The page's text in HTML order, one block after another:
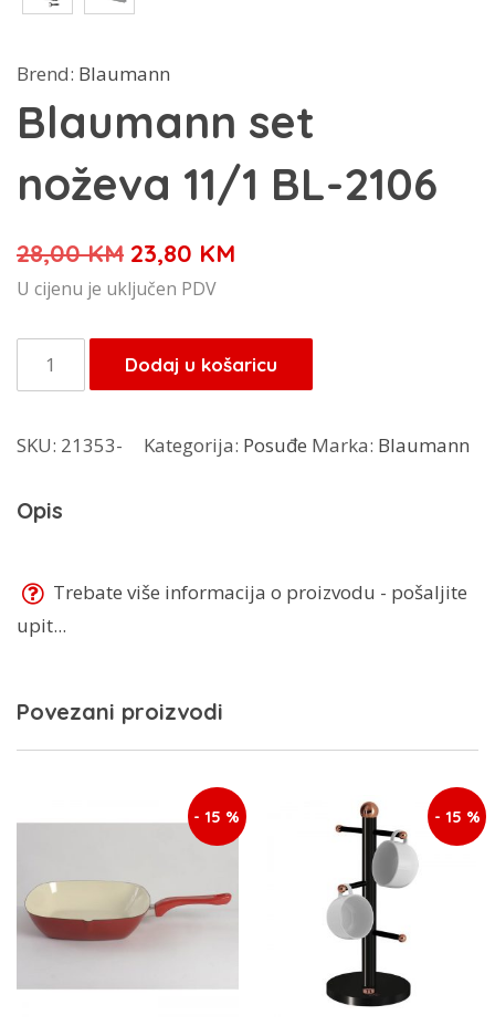
Brend: Blaumann
Blaumann set
noževa 11/1 BL-2106
28,00KM Izvorna
cijena
je:
28,00 KM.
23,80 KM
23,80 KM.
U cijenu je uključen PDV
Blaumann
set
11/1
2106
Dodaj u košaricu
SKU: 21353- Kategorija: Posuđe Marka: Blaumann
Opis
Trebate više informacija o proizvodu - pošaljite
upit...
Povezani proizvodi
- 15 % - 15 %